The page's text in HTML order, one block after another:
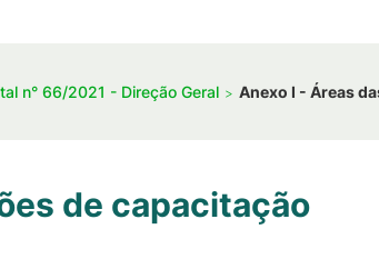
n° 66/2021 - Direção Geral Anexo I - Áreas
de capacitação